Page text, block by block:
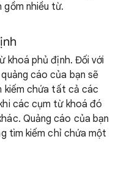
nhiều từ.
khoá phủ định. Đối với
cáo của bạn sẽ
kiếm chứa tất cả các
các cụm từ khoá đó
Quảng cáo của bạn
tìm kiếm chỉ chứa một